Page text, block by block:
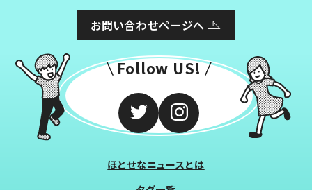
お問い合わせページへ
Follow US!
ほとせなニュースとは